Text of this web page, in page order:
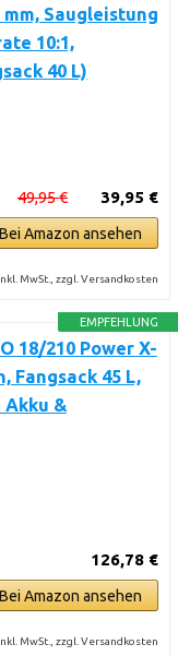
Saugleistung
10:1,
40 L)
39,95 €
49,95 €
Bei Amazon ansehen
MwSt., zzgl. Versandkosten
EMPFEHLUNG
18/210 Power X-
Fangsack 45 L,
Akku &
126,78 €
Bei Amazon ansehen
MwSt., zzgl. Versandkosten